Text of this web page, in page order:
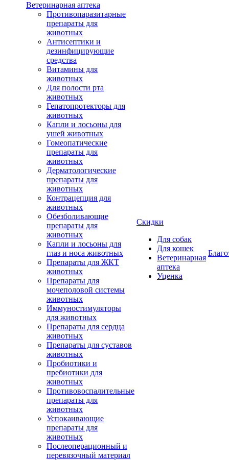
Ветеринарная аптека
Противопаразитарные
препараты для
животных
Антисептики и
дезинфицирующие
средства
Витамины для
животных
Для полости рта
животных
Гепатопротекторы для
животных
Капли и лосьоны для
ушей животных
Гомеопатические
препараты для
животных
Дерматологические
препараты для
животных
Контрацепция для
животных
Обезболивающие
препараты для
животных
Капли и лосьоны для
глаз и носа животных
Препараты для ЖКТ
животных
Препараты для
мочеполовой системы
животных
Иммуностимуляторы
для животных
Препараты для сердца
животных
Препараты для суставов
животных
Пробиотики и
пребиотики для
животных
Противовоспалительные
препараты для
животных
Успокаивающие
препараты для
животных
Послеоперационный и
перевязочный материал
Скидки
Для собак
Для кошек
Ветеринарная
аптека
Уценка